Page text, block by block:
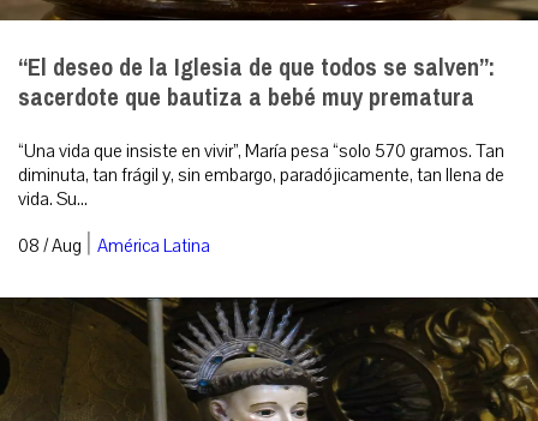
“El deseo de la Iglesia de que todos se salven”:
sacerdote que bautiza a bebé muy prematura
“Una vida que insiste en vivir”, María pesa “solo 570 gramos. Tan
diminuta, tan frágil y, sin embargo, paradójicamente, tan llena de
vida. Su...
08 / Aug | América Latina